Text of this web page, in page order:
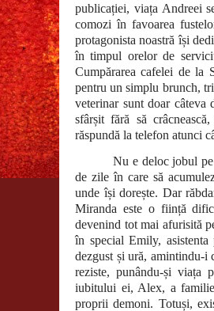
publicației, viața Andreei
comozi în favoarea
protagonista noastră își
în timpul orelor de
Cumpărarea cafelei de la
pentru un simplu brunch,
veterinar sunt doar câteva
sfârșit fără să
răspundă la telefon atunci
Nu e deloc jobul
de zile în care să
unde își dorește. Dar
Miranda este o ființă
devenind tot mai afurisită
în special Emily,
dezgust și ură, amintindu-i
reziste, punându-și viața
iubitului ei, Alex, a
proprii demoni. Totuși,